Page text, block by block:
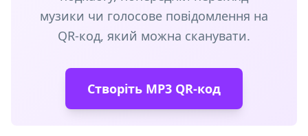
музики чи голосове повідомлення на
QR-код, який можна сканувати.
Створіть MP3 QR-код